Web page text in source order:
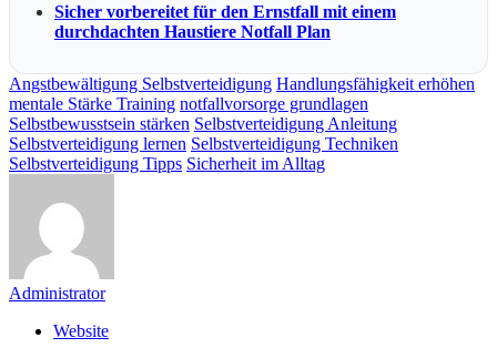
Sicher vorbereitet für den Ernstfall mit einem
durchdachten Haustiere Notfall Plan
Angstbewältigung Selbstverteidigung Handlungsfähigkeit erhöhen
mentale Stärke Training notfallvorsorge grundlagen
Selbstbewusstsein stärken Selbstverteidigung Anleitung
Selbstverteidigung lernen Selbstverteidigung Techniken
Selbstverteidigung Tipps Sicherheit im Alltag
Administrator
Website